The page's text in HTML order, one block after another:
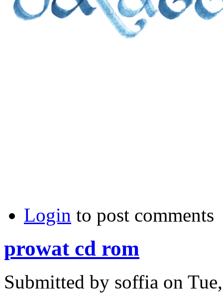
Login to post comments
prowat cd rom
Submitted by soffia on